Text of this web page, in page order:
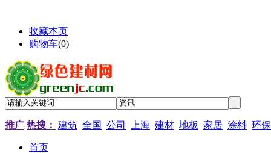
收藏本页
购物车(0)
推广 热搜： 建筑 全国 公司 上海 建材 地板 家居 涂料 环保
首页